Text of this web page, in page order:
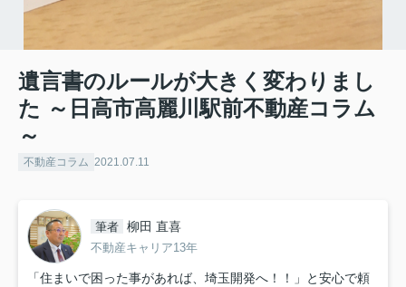
遺言書のルールが大きく変わりまし
た ～日高市高麗川駅前不動産コラム
～
不動産コラム 2021.07.11
筆者 柳田 直喜
不動産キャリア13年
「住まいで困った事があれば、埼玉開発へ！！」と安心で頼